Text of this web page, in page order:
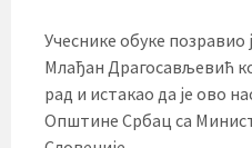
Учеснике обуке
Млађан Драгосављевић
рад и истакао да је ово
Општине Србац са